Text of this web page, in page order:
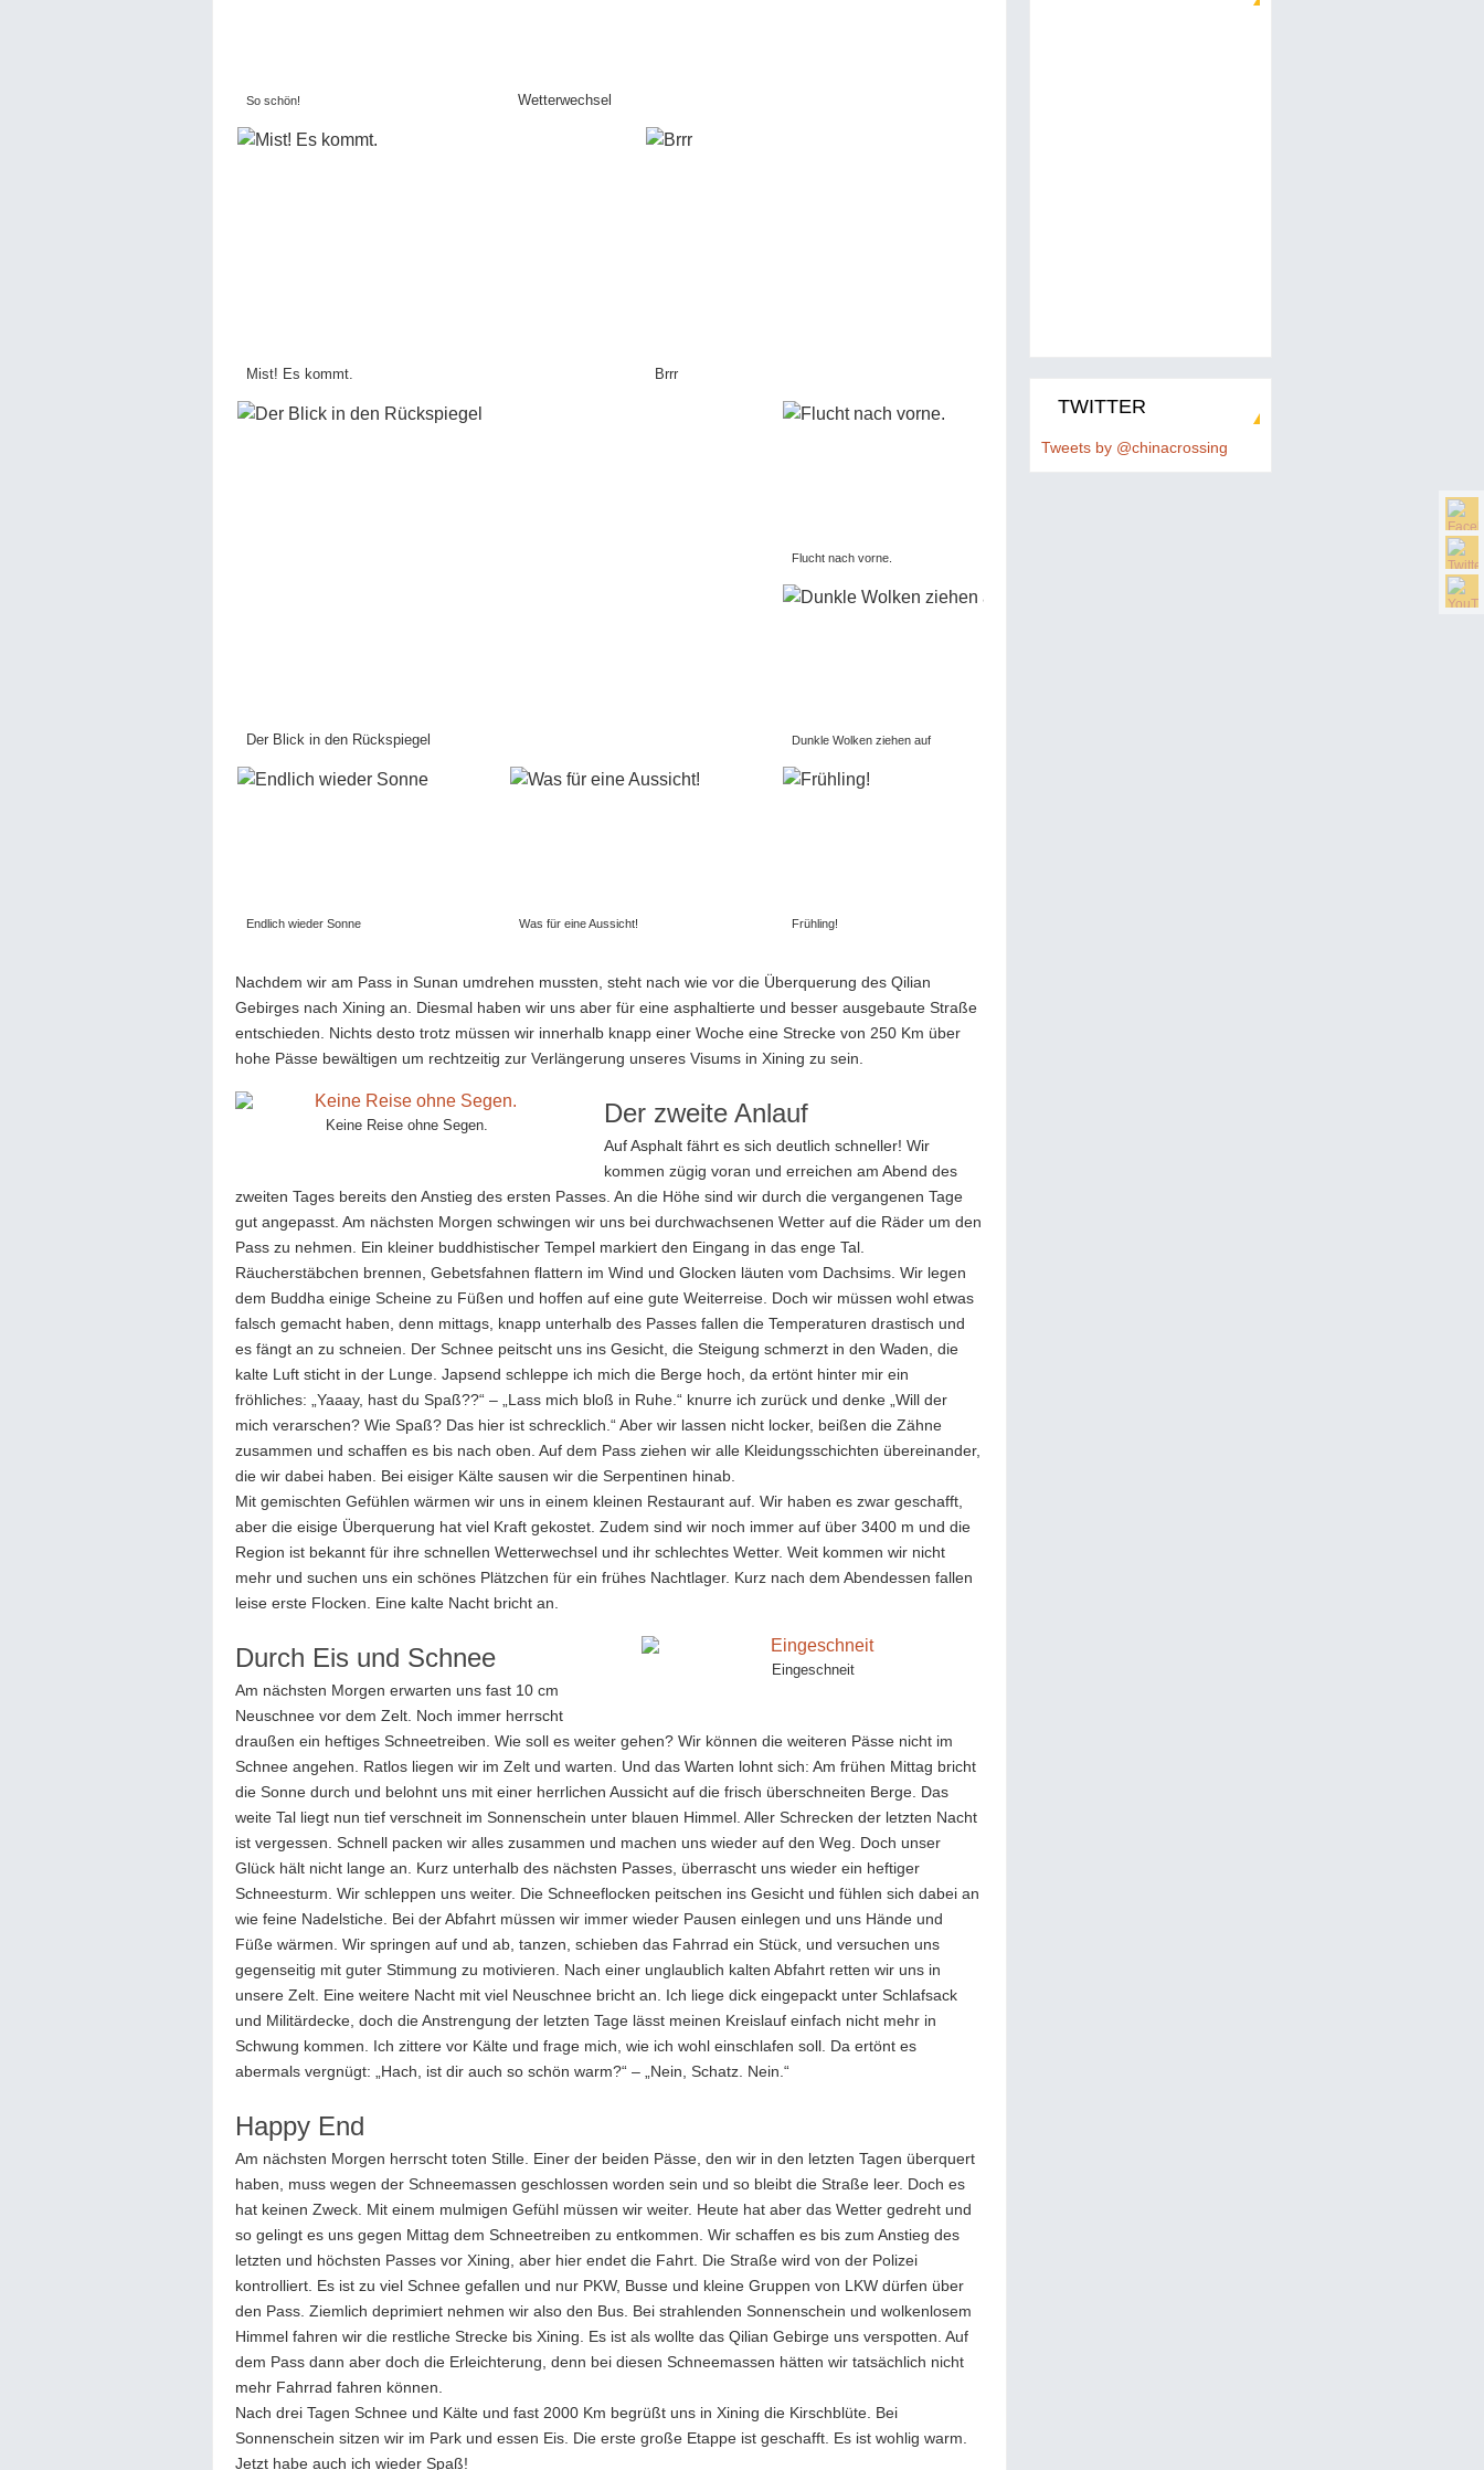
So schön! Wetterwechsel
Mist! Es kommt. Brrr
Der Blick in den Rückspiegel
Flucht nach vorne.
Dunkle Wolken ziehen auf
Endlich wieder Sonne Was für eine Aussicht! Frühling!
Nachdem wir am Pass in Sunan umdrehen mussten, steht nach wie vor die Überquerung des Qilian
Gebirges nach Xining an. Diesmal haben wir uns aber für eine asphaltierte und besser ausgebaute Straße
entschieden. Nichts desto trotz müssen wir innerhalb knapp einer Woche eine Strecke von 250 Km über
hohe Pässe bewältigen um rechtzeitig zur Verlängerung unseres Visums in Xining zu sein.
Keine Reise ohne Segen. Der zweite Anlauf
Auf Asphalt fährt es sich deutlich schneller! Wir
kommen zügig voran und erreichen am Abend des
zweiten Tages bereits den Anstieg des ersten Passes. An die Höhe sind wir durch die vergangenen Tage
gut angepasst. Am nächsten Morgen schwingen wir uns bei durchwachsenen Wetter auf die Räder um den
Pass zu nehmen. Ein kleiner buddhistischer Tempel markiert den Eingang in das enge Tal.
Räucherstäbchen brennen, Gebetsfahnen flattern im Wind und Glocken läuten vom Dachsims. Wir legen
dem Buddha einige Scheine zu Füßen und hoffen auf eine gute Weiterreise. Doch wir müssen wohl etwas
falsch gemacht haben, denn mittags, knapp unterhalb des Passes fallen die Temperaturen drastisch und
es fängt an zu schneien. Der Schnee peitscht uns ins Gesicht, die Steigung schmerzt in den Waden, die
kalte Luft sticht in der Lunge. Japsend schleppe ich mich die Berge hoch, da ertönt hinter mir ein
fröhliches: „Yaaay, hast du Spaß??“ – „Lass mich bloß in Ruhe.“ knurre ich zurück und denke „Will der
mich verarschen? Wie Spaß? Das hier ist schrecklich.“ Aber wir lassen nicht locker, beißen die Zähne
zusammen und schaffen es bis nach oben. Auf dem Pass ziehen wir alle Kleidungsschichten übereinander,
die wir dabei haben. Bei eisiger Kälte sausen wir die Serpentinen hinab.
Mit gemischten Gefühlen wärmen wir uns in einem kleinen Restaurant auf. Wir haben es zwar geschafft,
aber die eisige Überquerung hat viel Kraft gekostet. Zudem sind wir noch immer auf über 3400 m und die
Region ist bekannt für ihre schnellen Wetterwechsel und ihr schlechtes Wetter. Weit kommen wir nicht
mehr und suchen uns ein schönes Plätzchen für ein frühes Nachtlager. Kurz nach dem Abendessen fallen
leise erste Flocken. Eine kalte Nacht bricht an.
Eingeschneit
Durch Eis und Schnee
Am nächsten Morgen erwarten uns fast 10 cm
Neuschnee vor dem Zelt. Noch immer herrscht
draußen ein heftiges Schneetreiben. Wie soll es weiter gehen? Wir können die weiteren Pässe nicht im
Schnee angehen. Ratlos liegen wir im Zelt und warten. Und das Warten lohnt sich: Am frühen Mittag bricht
die Sonne durch und belohnt uns mit einer herrlichen Aussicht auf die frisch überschneiten Berge. Das
weite Tal liegt nun tief verschneit im Sonnenschein unter blauen Himmel. Aller Schrecken der letzten Nacht
ist vergessen. Schnell packen wir alles zusammen und machen uns wieder auf den Weg. Doch unser
Glück hält nicht lange an. Kurz unterhalb des nächsten Passes, überrascht uns wieder ein heftiger
Schneesturm. Wir schleppen uns weiter. Die Schneeflocken peitschen ins Gesicht und fühlen sich dabei an
wie feine Nadelstiche. Bei der Abfahrt müssen wir immer wieder Pausen einlegen und uns Hände und
Füße wärmen. Wir springen auf und ab, tanzen, schieben das Fahrrad ein Stück, und versuchen uns
gegenseitig mit guter Stimmung zu motivieren. Nach einer unglaublich kalten Abfahrt retten wir uns in
unsere Zelt. Eine weitere Nacht mit viel Neuschnee bricht an. Ich liege dick eingepackt unter Schlafsack
und Militärdecke, doch die Anstrengung der letzten Tage lässt meinen Kreislauf einfach nicht mehr in
Schwung kommen. Ich zittere vor Kälte und frage mich, wie ich wohl einschlafen soll. Da ertönt es
abermals vergnügt: „Hach, ist dir auch so schön warm?“ – „Nein, Schatz. Nein.“
Happy End
Am nächsten Morgen herrscht toten Stille. Einer der beiden Pässe, den wir in den letzten Tagen überquert
haben, muss wegen der Schneemassen geschlossen worden sein und so bleibt die Straße leer. Doch es
hat keinen Zweck. Mit einem mulmigen Gefühl müssen wir weiter. Heute hat aber das Wetter gedreht und
so gelingt es uns gegen Mittag dem Schneetreiben zu entkommen. Wir schaffen es bis zum Anstieg des
letzten und höchsten Passes vor Xining, aber hier endet die Fahrt. Die Straße wird von der Polizei
kontrolliert. Es ist zu viel Schnee gefallen und nur PKW, Busse und kleine Gruppen von LKW dürfen über
den Pass. Ziemlich deprimiert nehmen wir also den Bus. Bei strahlenden Sonnenschein und wolkenlosem
Himmel fahren wir die restliche Strecke bis Xining. Es ist als wollte das Qilian Gebirge uns verspotten. Auf
dem Pass dann aber doch die Erleichterung, denn bei diesen Schneemassen hätten wir tatsächlich nicht
mehr Fahrrad fahren können.
Nach drei Tagen Schnee und Kälte und fast 2000 Km begrüßt uns in Xining die Kirschblüte. Bei
Sonnenschein sitzen wir im Park und essen Eis. Die erste große Etappe ist geschafft. Es ist wohlig warm.
Jetzt habe auch ich wieder Spaß!
TWITTER
Tweets by @chinacrossing